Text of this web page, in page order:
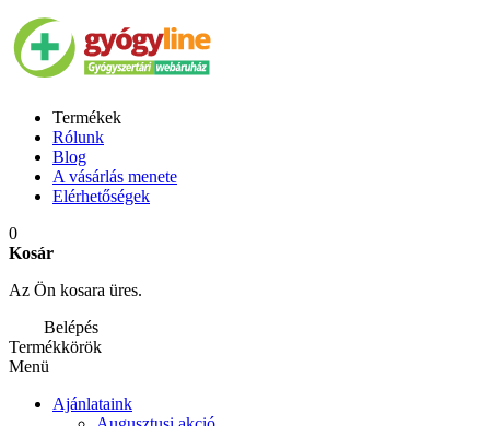
Termékek
Rólunk
Blog
A vásárlás menete
Elérhetőségek
0
Kosár
Az Ön kosara üres.
Belépés
Termékkörök
Menü
Ajánlataink